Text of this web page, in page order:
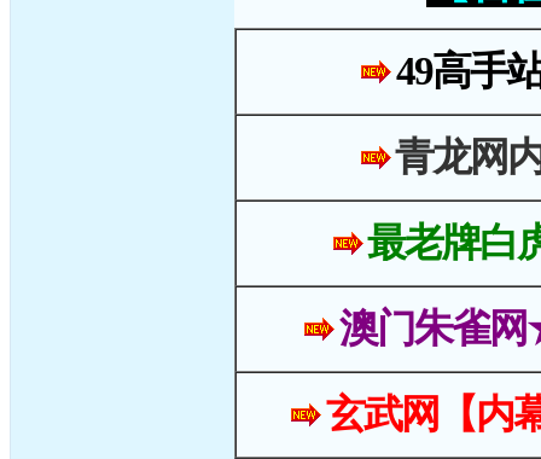
49高手
青龙网
最老牌白
澳门朱雀
玄武网【内